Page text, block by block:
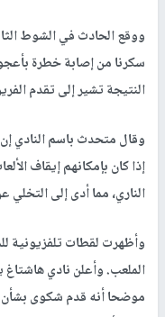
ووقع الحادث في الشوط
سكرنا من إصابة خطرة
النتيجة تشير إلى تقدم
وقال متحدث باسم النادي
إذا كان بإمكانهم إيقاف
الناري، مما أدى إلى التخلي
وأظهرت لقطات تلفزيونية
الملعب. وأعلن نادي هاشتاغ
موضحا أنه قدم شكوى بشأن